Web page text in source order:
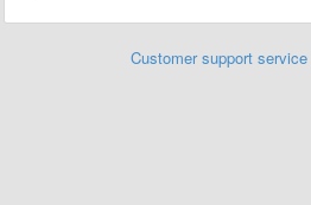
Customer support service